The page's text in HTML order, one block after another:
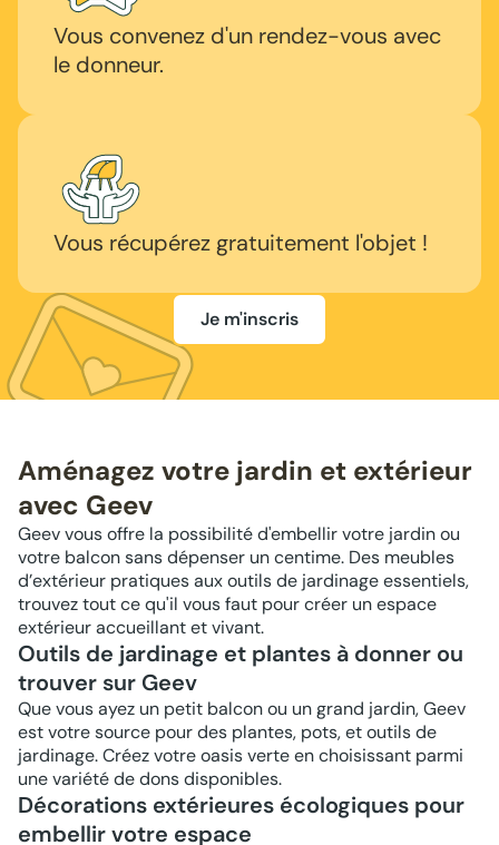
Vous convenez d'un rendez-vous avec
le donneur.
Vous récupérez gratuitement l'objet !
Je m'inscris
Aménagez votre jardin et extérieur
avec Geev
Geev vous offre la possibilité d'embellir votre jardin ou
votre balcon sans dépenser un centime. Des meubles
d’extérieur pratiques aux outils de jardinage essentiels,
trouvez tout ce qu'il vous faut pour créer un espace
extérieur accueillant et vivant.
Outils de jardinage et plantes à donner ou
trouver sur Geev
Que vous ayez un petit balcon ou un grand jardin, Geev
est votre source pour des plantes, pots, et outils de
jardinage. Créez votre oasis verte en choisissant parmi
une variété de dons disponibles.
Décorations extérieures écologiques pour
embellir votre espace